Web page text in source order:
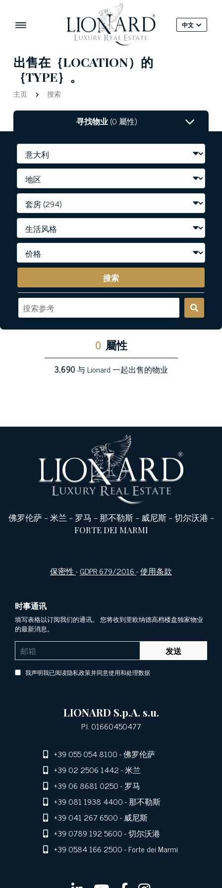
中文
出售在｛LOCATION）的
｛TYPE｝。
主页 搜索
寻找物业(0 屬性)
搜索
0 屬性
3,690与 Lionard 一起出售的物业
佛罗伦萨-米兰 - 罗马 -那不勒斯- 威尼斯-切尔沃港 -
FORTE DEI MARMI
保密性-GDPR 679/2016-使用条款
时事通讯
填写表格以订阅我们的通讯。 您将收到里欧纳德高档楼盘独家物业
的最新消息。
发送
我声明我已阅读隐私政策并同意使用和处理数据
LIONARD S.p.A. s.u.
P.I. 01660450477
+39 055 054 8100- 佛罗伦萨
+39 02 2506 1442- 米兰
+39 06 8681 0250- 罗马
+39 081 1938 4400- 那不勒斯
+39 041 267 6500- 威尼斯
+39 0789 192 5600- 切尔沃港
+39 0584 166 2500- Forte dei Marmi